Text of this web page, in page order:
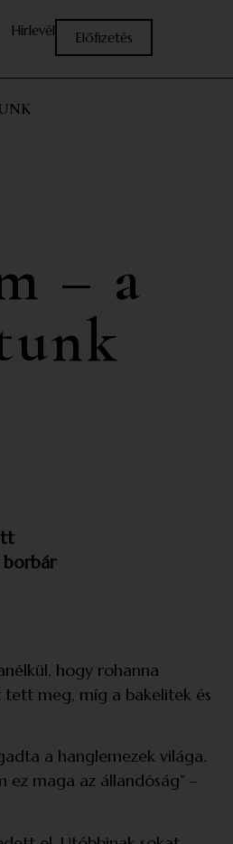
Hírlevél Előfizetés
– a
borbár
hogy rohanna
tett meg, míg a bakelitek és
a hanglemezek világa.
maga az állandóság” –